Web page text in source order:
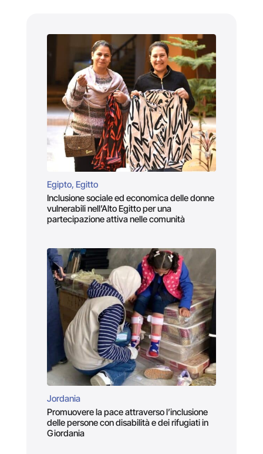
Inclusione sociale ed economica delle donne
vulnerabili nell’Alto Egitto per una
partecipazione attiva nelle comunità
Egipto, Egitto
Promuovere la pace attraverso l’inclusione
delle persone con disabilità e dei rifugiati in
Giordania
Jordania